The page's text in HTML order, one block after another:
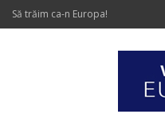
Să trăim ca-n Europa!